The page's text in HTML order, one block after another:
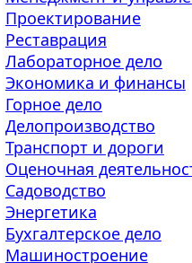
Проектирование
Реставрация
Лабораторное дело
Экономика и финансы
Горное дело
Делопроизводство
Транспорт и дороги
Оценочная
Садоводство
Энергетика
Бухгалтерское дело
Машиностроение